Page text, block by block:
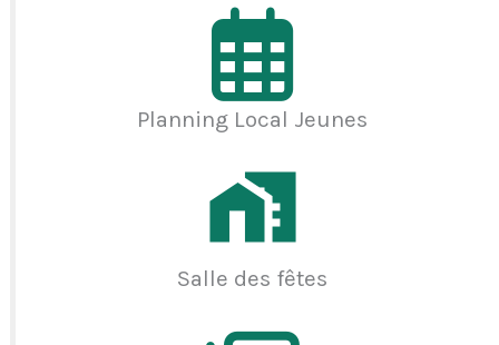
Planning Local Jeunes
Salle des fêtes